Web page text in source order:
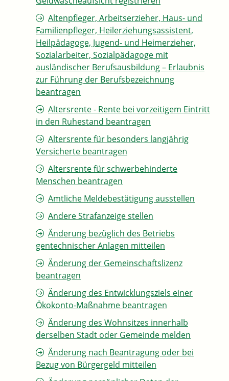
Altenpfleger, Arbeitserzieher, Haus- und
Familienpfleger, Heilerziehungsassistent,
Heilpädagoge, Jugend- und Heimerzieher,
Sozialarbeiter, Sozialpädagoge mit
ausländischer Berufsausbildung – Erlaubnis
zur Führung der Berufsbezeichnung
beantragen
Altersrente - Rente bei vorzeitigem Eintritt
in den Ruhestand beantragen
Altersrente für besonders langjährig
Versicherte beantragen
Altersrente für schwerbehinderte
Menschen beantragen
Amtliche Meldebestätigung ausstellen
Andere Strafanzeige stellen
Änderung bezüglich des Betriebs
gentechnischer Anlagen mitteilen
Änderung der Gemeinschaftslizenz
beantragen
Änderung des Entwicklungsziels einer
Ökokonto-Maßnahme beantragen
Änderung des Wohnsitzes innerhalb
derselben Stadt oder Gemeinde melden
Änderung nach Beantragung oder bei
Bezug von Bürgergeld mitteilen